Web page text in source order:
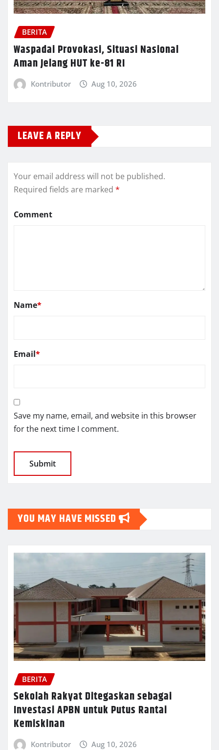
BERITA
Waspadai Provokasi, Situasi Nasional
Aman Jelang HUT ke-81 RI
Kontributor Aug 10, 2026
LEAVE A REPLY
Your email address will not be published.
Required fields are marked *
Comment
Name*
Email*
Save my name, email, and website in this browser
for the next time I comment.
YOU MAY HAVE MISSED
BERITA
Sekolah Rakyat Ditegaskan sebagai
Investasi APBN untuk Putus Rantai
Kemiskinan
Kontributor Aug 10, 2026